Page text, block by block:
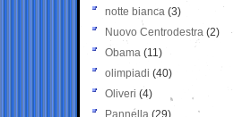
notte bianca (3)
Nuovo Centrodestra (2)
Obama (11)
olimpiadi (40)
Oliveri (4)
Pannella (29)